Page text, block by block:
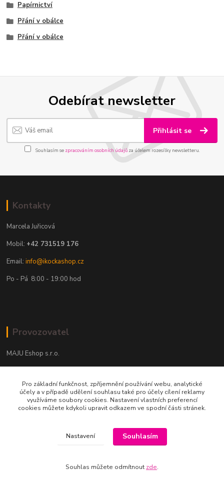
Papírnictví
Přání v obálce
Přání v obálce
Odebírat newsletter
Přihlásit se
Souhlasím se zpracováním osobních údajůza účelem rozesílky newsletteru.
Kontakty
Marcela Juřicová
Mobil: +42 731519 176
Email:info@ikockashop.cz
Po - Pá 8:00 - 19:00 hod
Provozovatel
MAJU Eshop s.r.o.
702 00 Ostrava
IČ: 09674799
Pro základní funkčnost, zpříjemnění používání webu, analytické
účely a v případě udělení souhlasu také pro účely cílení reklamy
využíváme soubory cookies. Nastavení vlastních preferencí
cookies můžete kdykoli upravit odkazem ve spodní části stránek.
Nastavení Souhlasím
Souhlas můžete odmítnout zde.